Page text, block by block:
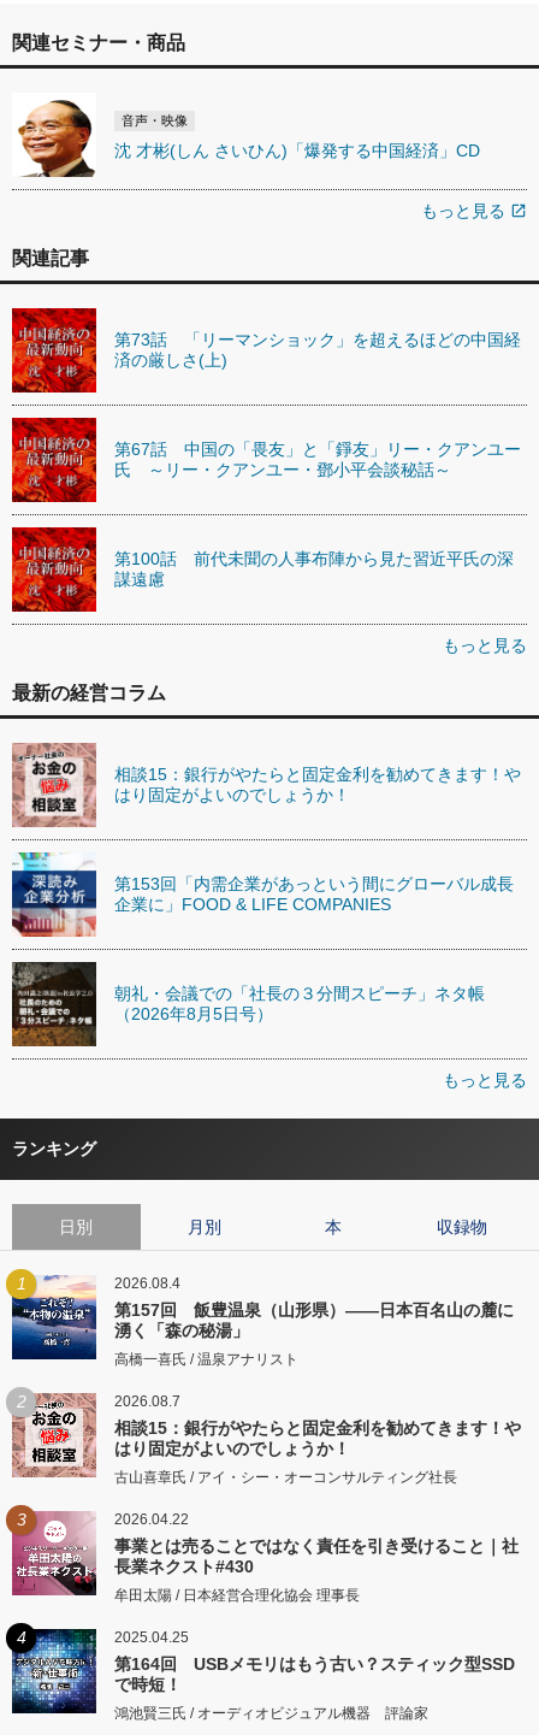
関連セミナー・商品
音声・映像
沈 才彬(しん さいひん)「爆発する中国経済」CD
もっと見る open_in_new
関連記事
第73話 「リーマンショック」を超えるほどの中国経
済の厳しさ(上)
第67話 中国の「畏友」と「錚友」リー・クアンユー
氏 ～リー・クアンユー・鄧小平会談秘話～
第100話 前代未聞の人事布陣から見た習近平氏の深
謀遠慮
もっと見る
最新の経営コラム
相談15：銀行がやたらと固定金利を勧めてきます！や
はり固定がよいのでしょうか！
第153回「内需企業があっという間にグローバル成長
企業に」FOOD & LIFE COMPANIES
朝礼・会議での「社長の３分間スピーチ」ネタ帳
（2026年8月5日号）
もっと見る
ランキング
日別 月別 本 収録物
1 2026.08.4
第157回 飯豊温泉（山形県）――日本百名山の麓に
湧く「森の秘湯」
高橋一喜氏 / 温泉アナリスト
2 2026.08.7
相談15：銀行がやたらと固定金利を勧めてきます！や
はり固定がよいのでしょうか！
古山喜章氏 / アイ・シー・オーコンサルティング社長
3 2026.04.22
事業とは売ることではなく責任を引き受けること｜社
長業ネクスト#430
牟田太陽 / 日本経営合理化協会 理事長
4 2025.04.25
第164回 USBメモリはもう古い？スティック型SSD
で時短！
鴻池賢三氏 / オーディオビジュアル機器 評論家